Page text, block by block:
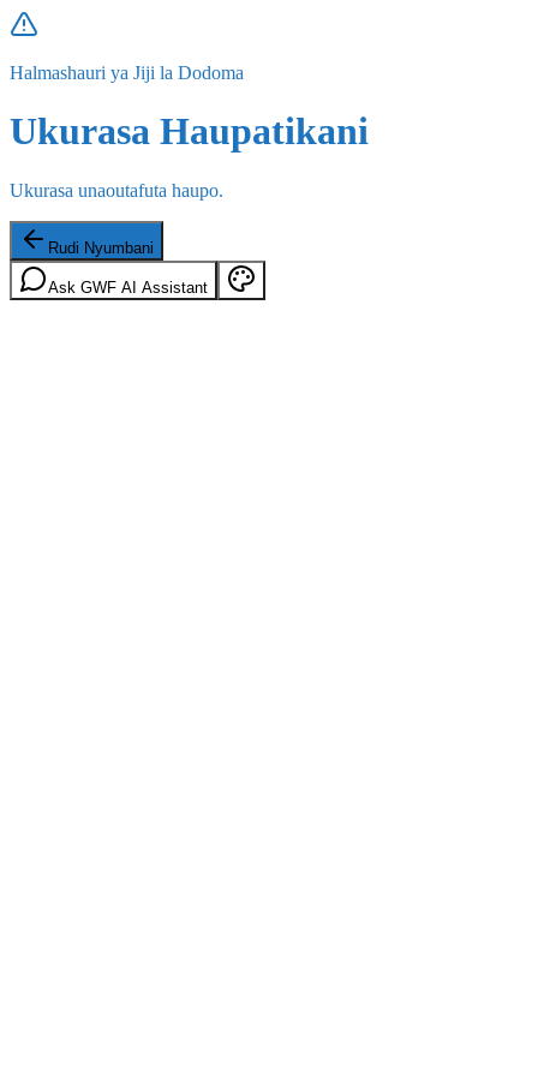
Halmashauri ya Jiji la Dodoma
Ukurasa Haupatikani
Ukurasa unaoutafuta haupo.
Rudi Nyumbani
Ask GWF AI Assistant